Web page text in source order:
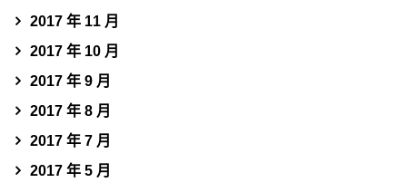
2017 年 11 月
2017 年 10 月
2017 年 9 月
2017 年 8 月
2017 年 7 月
2017 年 5 月